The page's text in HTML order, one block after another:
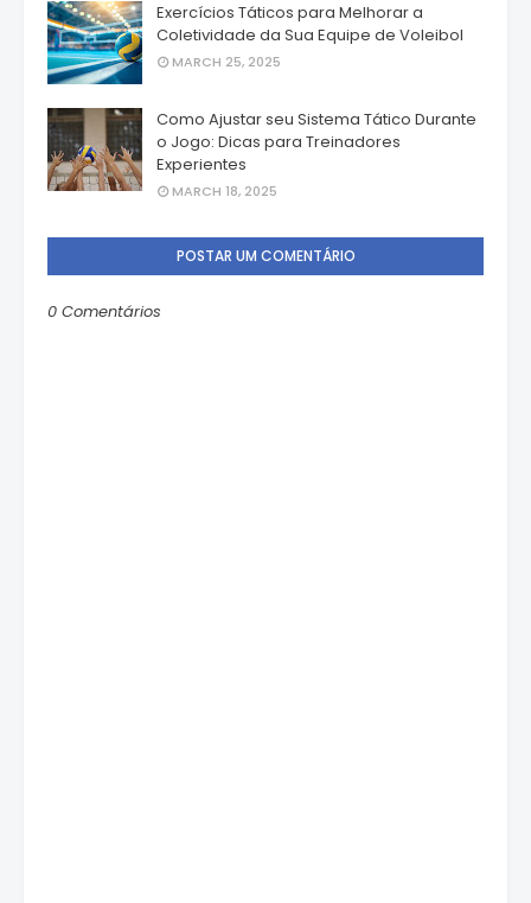
Exercícios Táticos para Melhorar a
Coletividade da Sua Equipe de Voleibol
MARCH 25, 2025
Como Ajustar seu Sistema Tático Durante
o Jogo: Dicas para Treinadores
Experientes
MARCH 18, 2025
POSTAR UM COMENTÁRIO
0 Comentários